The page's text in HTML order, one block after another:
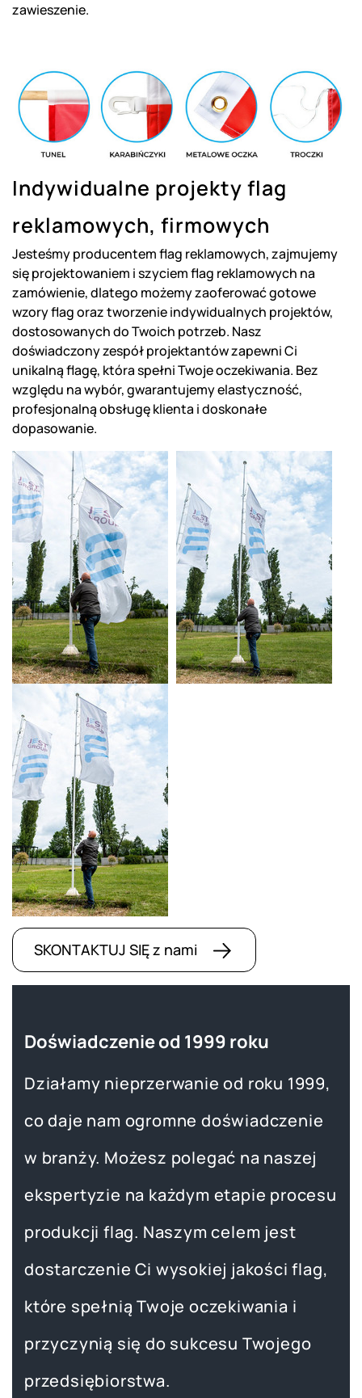
zawieszenie.
Indywidualne projekty flag
reklamowych, firmowych
Jesteśmy producentem flag reklamowych, zajmujemy
się projektowaniem i szyciem flag reklamowych na
zamówienie, dlatego możemy zaoferować gotowe
wzory flag oraz tworzenie indywidualnych projektów,
dostosowanych do Twoich potrzeb. Nasz
doświadczony zespół projektantów zapewni Ci
unikalną flagę, która spełni Twoje oczekiwania. Bez
względu na wybór, gwarantujemy elastyczność,
profesjonalną obsługę klienta i doskonałe
dopasowanie.
SKONTAKTUJ SIĘ z nami
Doświadczenie od 1999 roku
Działamy nieprzerwanie od roku 1999,
co daje nam ogromne doświadczenie
w branży. Możesz polegać na naszej
ekspertyzie na każdym etapie procesu
produkcji flag. Naszym celem jest
dostarczenie Ci wysokiej jakości flag,
które spełnią Twoje oczekiwania i
przyczynią się do sukcesu Twojego
przedsiębiorstwa.